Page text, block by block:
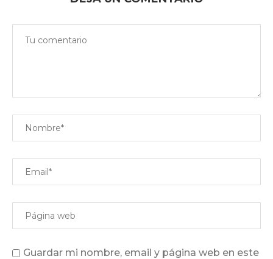
Guardar mi nombre, email y página web en este